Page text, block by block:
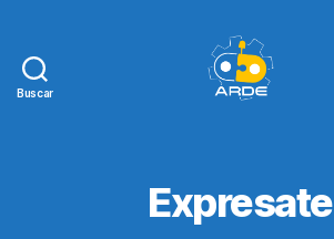
Buscar
Expresate